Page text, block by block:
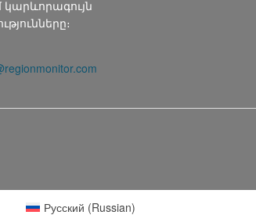
կարևորագույն
Русский (Russian)